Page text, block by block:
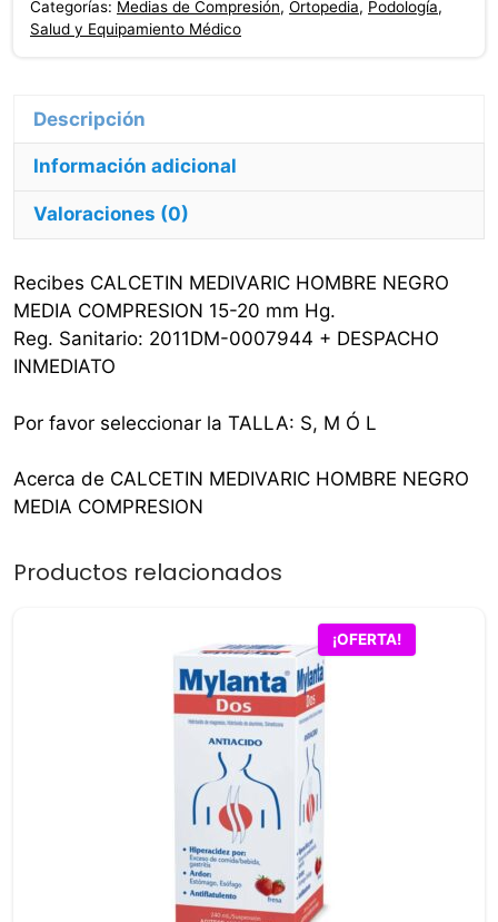
15-
M,
Ó
cantidad
Categorías: Medias de Compresión, Ortopedia, Podología,
Salud y Equipamiento Médico
Información adicional
Valoraciones (0)
Recibes CALCETIN MEDIVARIC HOMBRE NEGRO
MEDIA COMPRESION 15-20 mm Hg.
Reg. Sanitario: 2011DM-0007944 + DESPACHO
INMEDIATO
Por favor seleccionar la TALLA: S, M Ó L
Acerca de CALCETIN MEDIVARIC HOMBRE NEGRO
MEDIA COMPRESION
Productos relacionados
¡OFERTA!